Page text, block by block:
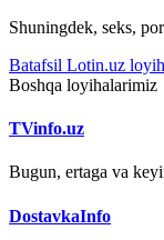
Shuningdek, seks,
Batafsil Lotin.uz
Boshqa loyihalarimiz
TVinfo.uz
Bugun, ertaga va
DostavkaInfo